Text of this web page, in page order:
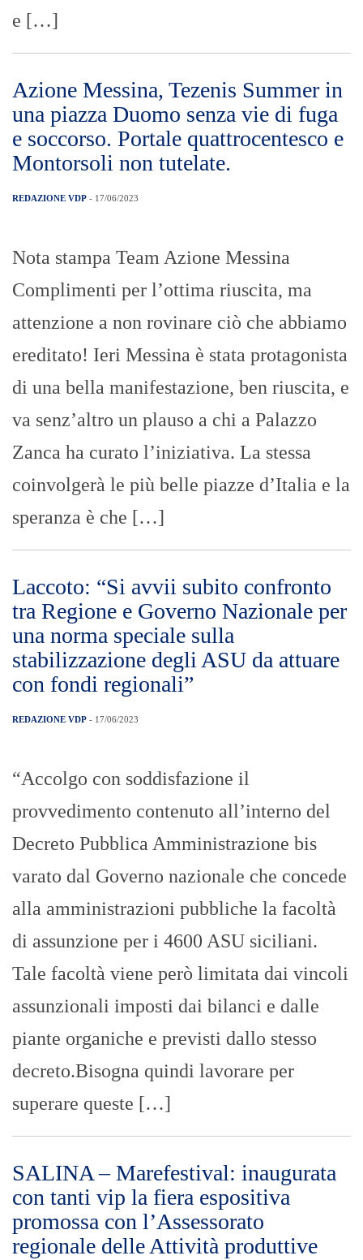
e […]
Azione Messina, Tezenis Summer in
una piazza Duomo senza vie di fuga
e soccorso. Portale quattrocentesco e
Montorsoli non tutelate.
REDAZIONE VDP - 17/06/2023
Nota stampa Team Azione Messina
Complimenti per l’ottima riuscita, ma
attenzione a non rovinare ciò che abbiamo
ereditato! Ieri Messina è stata protagonista
di una bella manifestazione, ben riuscita, e
va senz’altro un plauso a chi a Palazzo
Zanca ha curato l’iniziativa. La stessa
coinvolgerà le più belle piazze d’Italia e la
speranza è che […]
Laccoto: “Si avvii subito confronto
tra Regione e Governo Nazionale per
una norma speciale sulla
stabilizzazione degli ASU da attuare
con fondi regionali”
REDAZIONE VDP - 17/06/2023
“Accolgo con soddisfazione il
provvedimento contenuto all’interno del
Decreto Pubblica Amministrazione bis
varato dal Governo nazionale che concede
alla amministrazioni pubbliche la facoltà
di assunzione per i 4600 ASU siciliani.
Tale facoltà viene però limitata dai vincoli
assunzionali imposti dai bilanci e dalle
piante organiche e previsti dallo stesso
decreto.Bisogna quindi lavorare per
superare queste […]
SALINA – Marefestival: inaugurata
con tanti vip la fiera espositiva
promossa con l’Assessorato
regionale delle Attività produttive